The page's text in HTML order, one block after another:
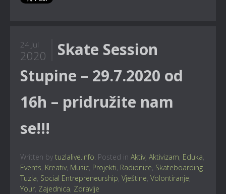
24 Jul
2020
Skate Session
Stupine – 29.7.2020 od
16h – pridružite nam
se!!!
Written by tuzlalive.info . Posted in Aktiv, Aktivizam Eduka
Events Kreativ, Music Projekti Radionice Skateboarding
Tuzla Social Entrepreneurship Vještine Volontiranje
Your Zajednica Zdravlje